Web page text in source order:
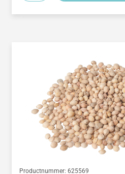
Productnummer: 625569